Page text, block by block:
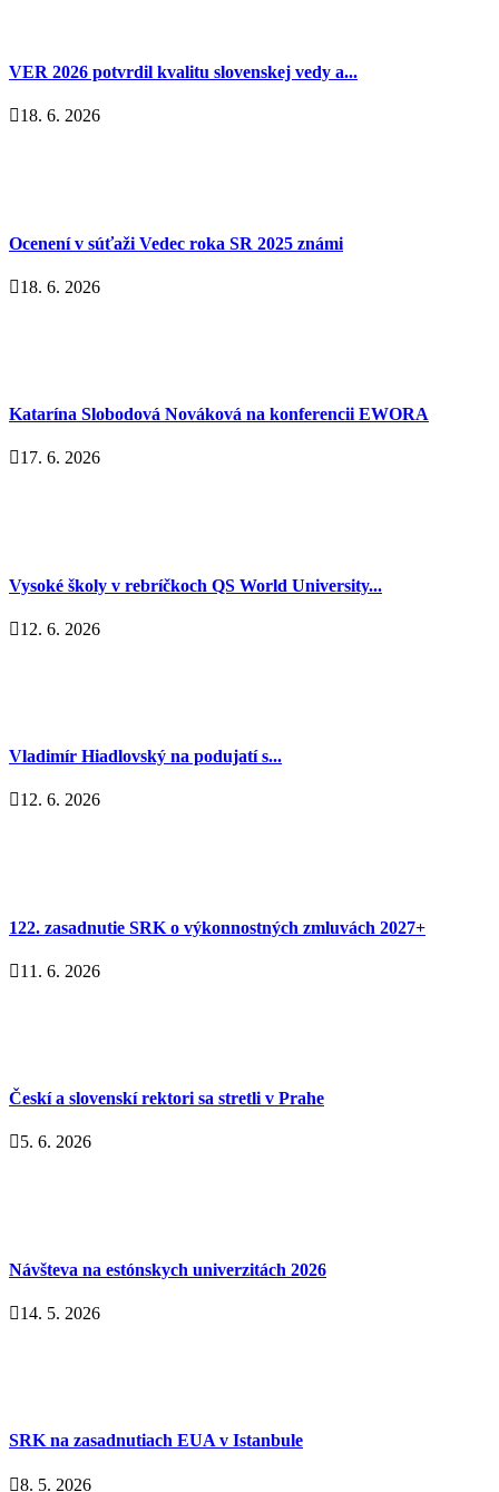
VER 2026 potvrdil kvalitu slovenskej vedy a...
18. 6. 2026
Ocenení v súťaži Vedec roka SR 2025 známi
18. 6. 2026
Katarína Slobodová Nováková na konferencii EWORA
17. 6. 2026
Vysoké školy v rebríčkoch QS World University...
12. 6. 2026
Vladimír Hiadlovský na podujatí s...
12. 6. 2026
122. zasadnutie SRK o výkonnostných zmluvách 2027+
11. 6. 2026
Českí a slovenskí rektori sa stretli v Prahe
5. 6. 2026
Návšteva na estónskych univerzitách 2026
14. 5. 2026
SRK na zasadnutiach EUA v Istanbule
8. 5. 2026